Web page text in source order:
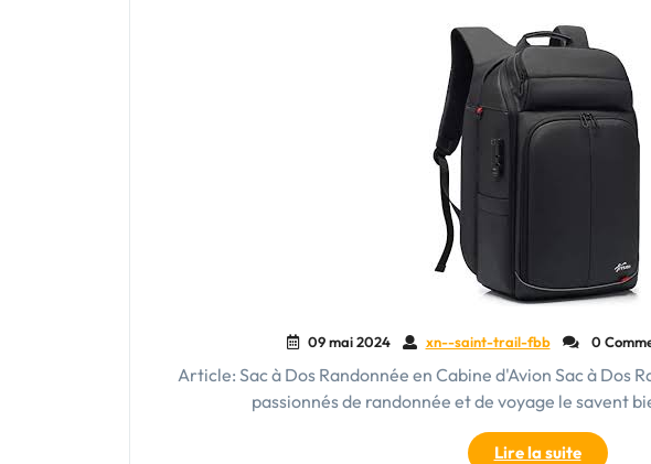
09 mai 2024 xn--saint-trail-fbb 0
Article: Sac à Dos Randonnée en Cabine d'Avion Sac à Dos
passionnés de randonnée et de voyage le savent
Lire la suite"Guide